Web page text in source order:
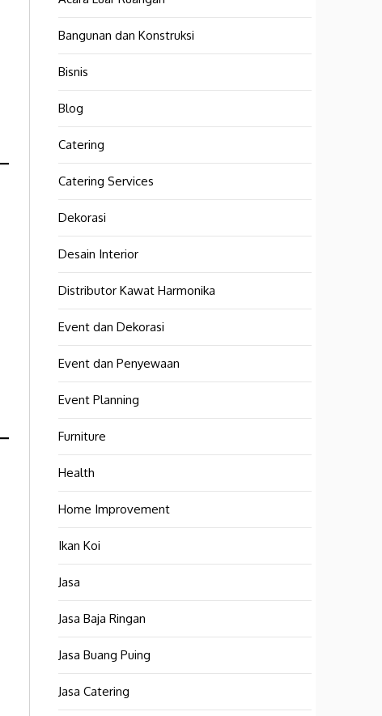
Bangunan dan Konstruksi
Bisnis
Blog
Catering
Catering Services
Dekorasi
Desain Interior
Distributor Kawat Harmonika
Event dan Dekorasi
Event dan Penyewaan
Event Planning
Furniture
Health
Home Improvement
Ikan Koi
Jasa
Jasa Baja Ringan
Jasa Buang Puing
Jasa Catering